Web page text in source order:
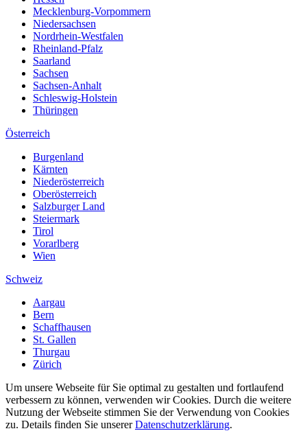
Mecklenburg-Vorpommern
Niedersachsen
Nordrhein-Westfalen
Rheinland-Pfalz
Saarland
Sachsen
Sachsen-Anhalt
Schleswig-Holstein
Thüringen
Österreich
Burgenland
Kärnten
Niederösterreich
Oberösterreich
Salzburger Land
Steiermark
Tirol
Vorarlberg
Wien
Schweiz
Aargau
Bern
Schaffhausen
St. Gallen
Thurgau
Zürich
Um unsere Webseite für Sie optimal zu gestalten und fortlaufend
verbessern zu können, verwenden wir Cookies. Durch die weitere
Nutzung der Webseite stimmen Sie der Verwendung von Cookies
zu. Details finden Sie unsererDatenschutzerklärung.